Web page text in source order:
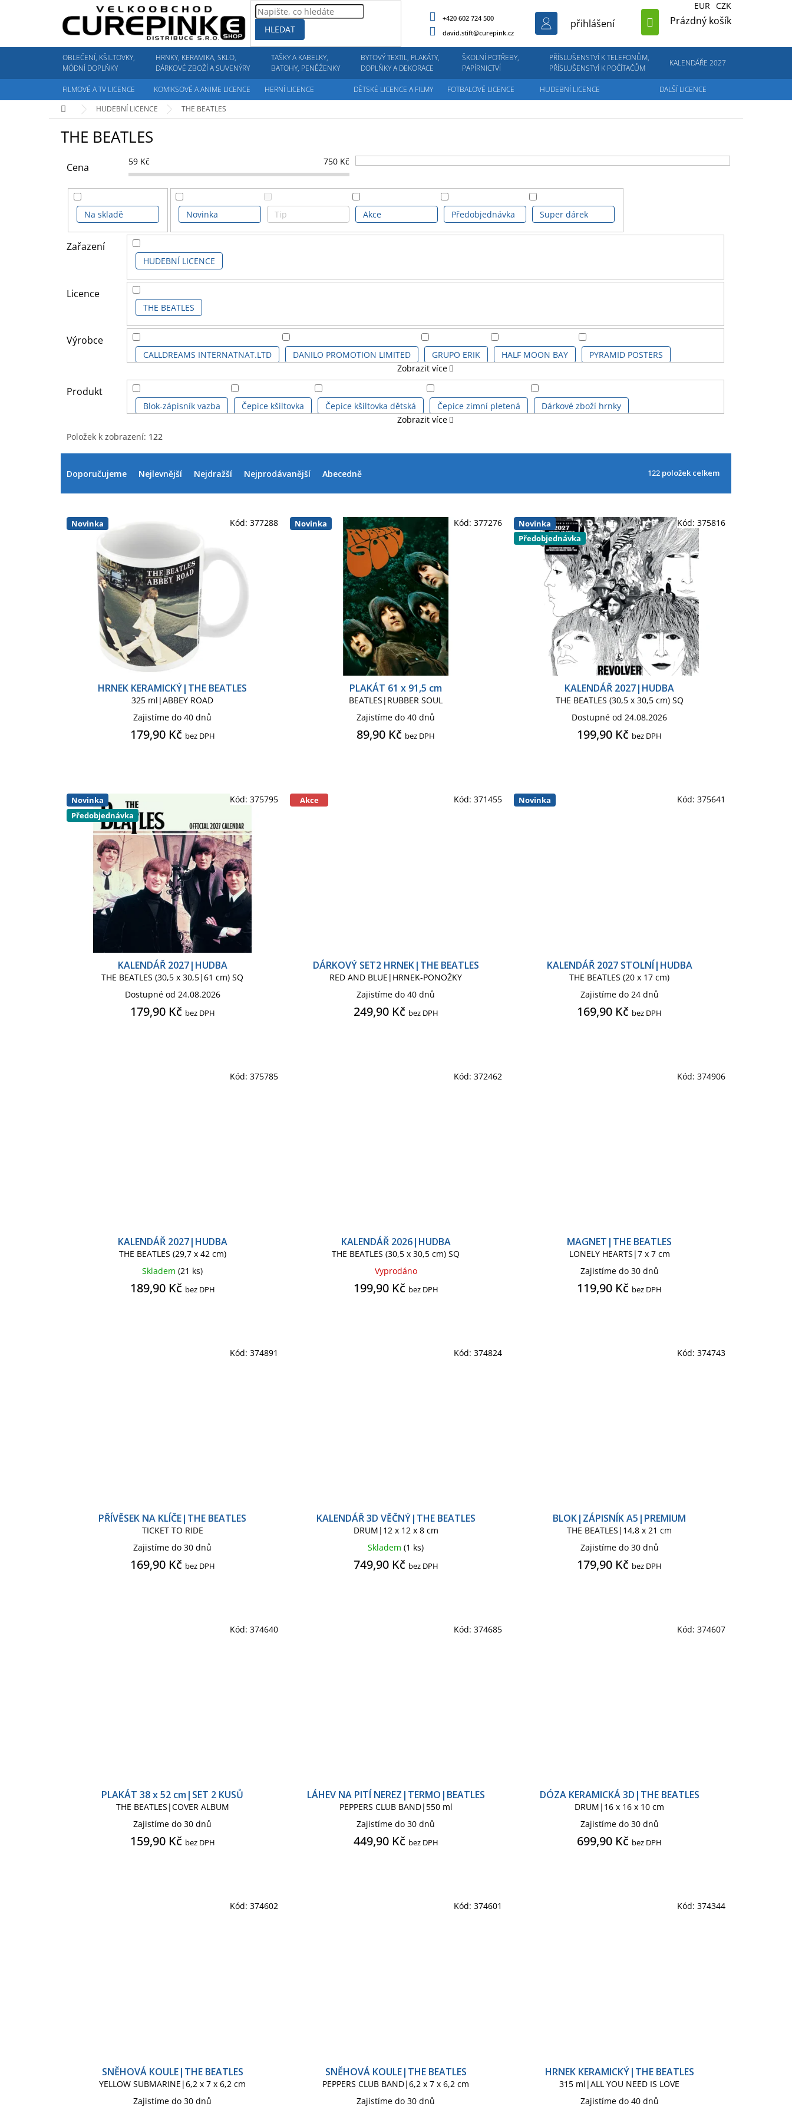
EUR CZK
HLEDAT
+420 602 724 500
david.stift@curepink.cz
NÁKUPNÍ
Prázdný košík
přihlášení
OBLEČENÍ, KŠILTOVKY,
MÓDNÍ DOPLŇKY
HRNKY, KERAMIKA, SKLO,
DÁRKOVÉ ZBOŽÍ A SUVENÝRY
TAŠKY A KABELKY,
BATOHY, PENĚŽENKY
BYTOVÝ TEXTIL, PLAKÁTY,
DOPLŇKY A DEKORACE
ŠKOLNÍ POTŘEBY,
PAPÍRNICTVÍ
PŘÍSLUŠENSTVÍ K TELEFONŮM,
PŘÍSLUŠENSTVÍ K POČÍTAČŮM
KALENDÁŘE 2027
FILMOVÉ A TV LICENCE KOMIKSOVÉ A ANIME LICENCE HERNÍ LICENCE DĚTSKÉ LICENCE A FILMY FOTBALOVÉ LICENCE HUDEBNÍ LICENCE
DALŠÍ LICENCE
Domů
HUDEBNÍ LICENCE THE BEATLES
THE BEATLES
Cena 59 Kč 750 Kč
Na skladě Novinka Tip Akce Předobjednávka Super dárek
Zařazení
HUDEBNÍ LICENCE
Licence
THE BEATLES
Výrobce
CALLDREAMS INTERNATNAT.LTD DANILO PROMOTION LIMITED GRUPO ERIK HALF MOON BAY PYRAMID POSTERS
Zobrazit více
Produkt
Blok-zápisník vazba Čepice kšiltovka Čepice kšiltovka dětská Čepice zimní pletená Dárkové zboží hrnky
Dekorace a miniatury
Kalendář Kalendář stolní Kuchyňská zástěra
Tričko pánské Župan pánský
Zobrazit více
Položek k zobrazení: 122
i
p
e
Doporučujeme Nejlevnější Nejdražší Nejprodávanější Abecedně 122 položek celkem
Novinka
HRNEK KERAMICKÝ|THE BEATLES
325 ml|ABBEY ROAD
Zajistíme do 40 dnů
179,90 Kč bez DPH
Kód:377288 Novinka
PLAKÁT 61 x 91,5 cm
BEATLES|RUBBER SOUL
Zajistíme do 40 dnů
89,90 Kč bez DPH
Kód: 377276
Novinka
Předobjednávka
KALENDÁŘ 2027|HUDBA
THE BEATLES (30,5 x 30,5 cm) SQ
Dostupné od 24.08.2026
199,90 Kč bez DPH
Kód: 375816
Novinka
Předobjednávka
KALENDÁŘ 2027|HUDBA
THE BEATLES (30,5 x 30,5|61 cm) SQ
Dostupné od 24.08.2026
179,90 Kč bez DPH
Kód:375795 Akce
DÁRKOVÝ SET2 HRNEK|THE BEATLES
RED AND BLUE|HRNEK-PONOŽKY
Zajistíme do 40 dnů
249,90 Kč bez DPH
Kód: 371455 Novinka
KALENDÁŘ 2027 STOLNÍ|HUDBA
THE BEATLES (20 x 17 cm)
Zajistíme do 24 dnů
169,90 Kč bez DPH
Kód: 375641
KALENDÁŘ 2027|HUDBA
THE BEATLES (29,7 x 42 cm)
Skladem(21 ks)
189,90 Kč bez DPH
Kód:375785
KALENDÁŘ 2026|HUDBA
THE BEATLES (30,5 x 30,5 cm) SQ
Vyprodáno
199,90 Kč bez DPH
Kód: 372462
MAGNET|THE BEATLES
LONELY HEARTS|7 x 7 cm
Zajistíme do 30 dnů
119,90 Kč bez DPH
Kód: 374906
PŘÍVĚSEK NA KLÍČE|THE BEATLES
TICKET TO RIDE
Zajistíme do 30 dnů
169,90 Kč bez DPH
Kód:374891
KALENDÁŘ 3D VĚČNÝ|THE BEATLES
DRUM|12 x 12 x 8 cm
Skladem(1 ks)
749,90 Kč bez DPH
Kód: 374824
BLOK|ZÁPISNÍK A5|PREMIUM
THE BEATLES|14,8 x 21 cm
Zajistíme do 30 dnů
179,90 Kč bez DPH
Kód: 374743
PLAKÁT 38 x 52 cm|SET 2 KUSŮ
THE BEATLES|COVER ALBUM
Zajistíme do 30 dnů
159,90 Kč bez DPH
Kód:374640
LÁHEV NA PITÍ NEREZ|TERMO|BEATLES
PEPPERS CLUB BAND|550 ml
Zajistíme do 30 dnů
449,90 Kč bez DPH
Kód: 374685
DÓZA KERAMICKÁ 3D|THE BEATLES
DRUM|16 x 16 x 10 cm
Zajistíme do 30 dnů
699,90 Kč bez DPH
Kód: 374607
SNĚHOVÁ KOULE|THE BEATLES
YELLOW SUBMARINE|6,2 x 7 x 6,2 cm
Zajistíme do 30 dnů
Kód:374602
SNĚHOVÁ KOULE|THE BEATLES
PEPPERS CLUB BAND|6,2 x 7 x 6,2 cm
Zajistíme do 30 dnů
Kód: 374601
HRNEK KERAMICKÝ|THE BEATLES
315 ml|ALL YOU NEED IS LOVE
Zajistíme do 40 dnů
Kód: 374344